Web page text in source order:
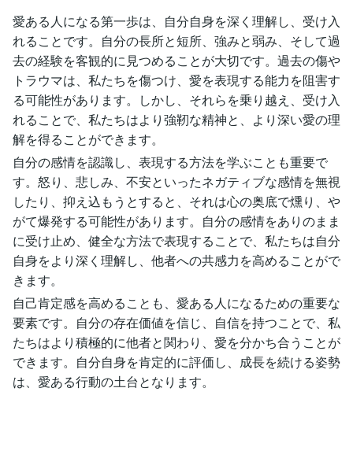
愛ある人になる第一歩は、自分自身を深く理解し、受け入
れることです。自分の長所と短所、強みと弱み、そして過
去の経験を客観的に見つめることが大切です。過去の傷や
トラウマは、私たちを傷つけ、愛を表現する能力を阻害す
る可能性があります。しかし、それらを乗り越え、受け入
れることで、私たちはより強靭な精神と、より深い愛の理
解を得ることができます。
自分の感情を認識し、表現する方法を学ぶことも重要で
す。怒り、悲しみ、不安といったネガティブな感情を無視
したり、抑え込もうとすると、それは心の奥底で燻り、や
がて爆発する可能性があります。自分の感情をありのまま
に受け止め、健全な方法で表現することで、私たちは自分
自身をより深く理解し、他者への共感力を高めることがで
きます。
自己肯定感を高めることも、愛ある人になるための重要な
要素です。自分の存在価値を信じ、自信を持つことで、私
たちはより積極的に他者と関わり、愛を分かち合うことが
できます。自分自身を肯定的に評価し、成長を続ける姿勢
は、愛ある行動の土台となります。